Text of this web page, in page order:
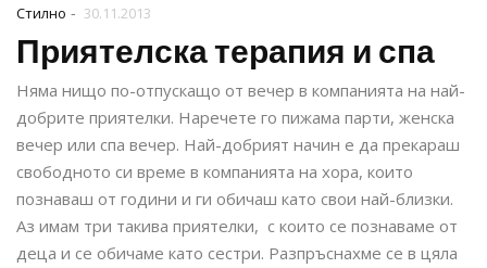
Стилно - 30.11.2013
Приятелска терапия и спа
Няма нищо по-отпускащо от вечер в компанията на най-
добрите приятелки. Наречете го пижама парти, женска
вечер или спа вечер. Най-добрият начин е да прекараш
свободното си време в компанията на хора, които
познаваш от години и ги обичаш като свои най-близки.
Аз имам три такива приятелки, с които се познаваме от
деца и се обичаме като сестри. Разпръснахме се в цяла